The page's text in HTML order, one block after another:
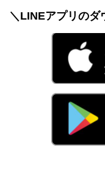
＼LINEアプリのダ